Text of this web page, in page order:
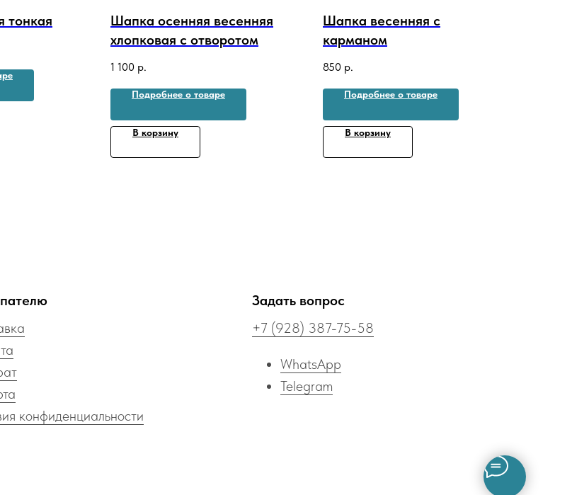
тонкая
Шапка осенняя весенняя
хлопковая с отворотом
1 100 р.
Подробнее о товаре
В корзину
Шапка весенняя с
карманом
850 р.
Подробнее о товаре
В корзину
конфиденциальности
Задать вопрос
+7 (928) 387-75-58
WhatsApp
Telegram